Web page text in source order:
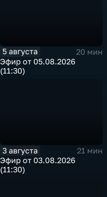
5 августа
20 мин
Эфир от 05.08.2026
(11:30)
3 августа
21 мин
Эфир от 03.08.2026
(11:30)